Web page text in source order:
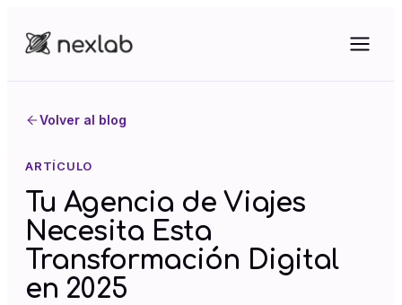
Volver al blog
ARTÍCULO
Tu Agencia de Viajes
Necesita Esta
Transformación Digital
en 2025